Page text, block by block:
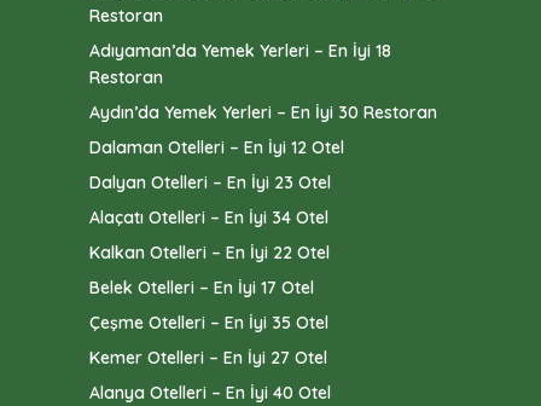
Restoran
Adıyaman’da Yemek Yerleri – En İyi 18
Restoran
Aydın’da Yemek Yerleri – En İyi 30 Restoran
Dalaman Otelleri – En İyi 12 Otel
Dalyan Otelleri – En İyi 23 Otel
Alaçatı Otelleri – En İyi 34 Otel
Kalkan Otelleri – En İyi 22 Otel
Belek Otelleri – En İyi 17 Otel
Çeşme Otelleri – En İyi 35 Otel
Kemer Otelleri – En İyi 27 Otel
Alanya Otelleri – En İyi 40 Otel